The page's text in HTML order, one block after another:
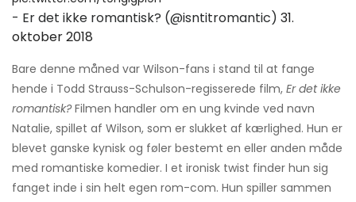
- Er det ikke romantisk? (@isntitromantic) 31.
oktober 2018
Bare denne måned var Wilson-fans i stand til at fange
hende i Todd Strauss-Schulson-regisserede film, Er det ikke
romantisk?Filmen handler om en ung kvinde ved navn
Natalie, spillet af Wilson, som er slukket af kærlighed. Hun er
blevet ganske kynisk og føler bestemt en eller anden måde
med romantiske komedier. I et ironisk twist finder hun sig
fanget inde i sin helt egen rom-com. Hun spiller sammen